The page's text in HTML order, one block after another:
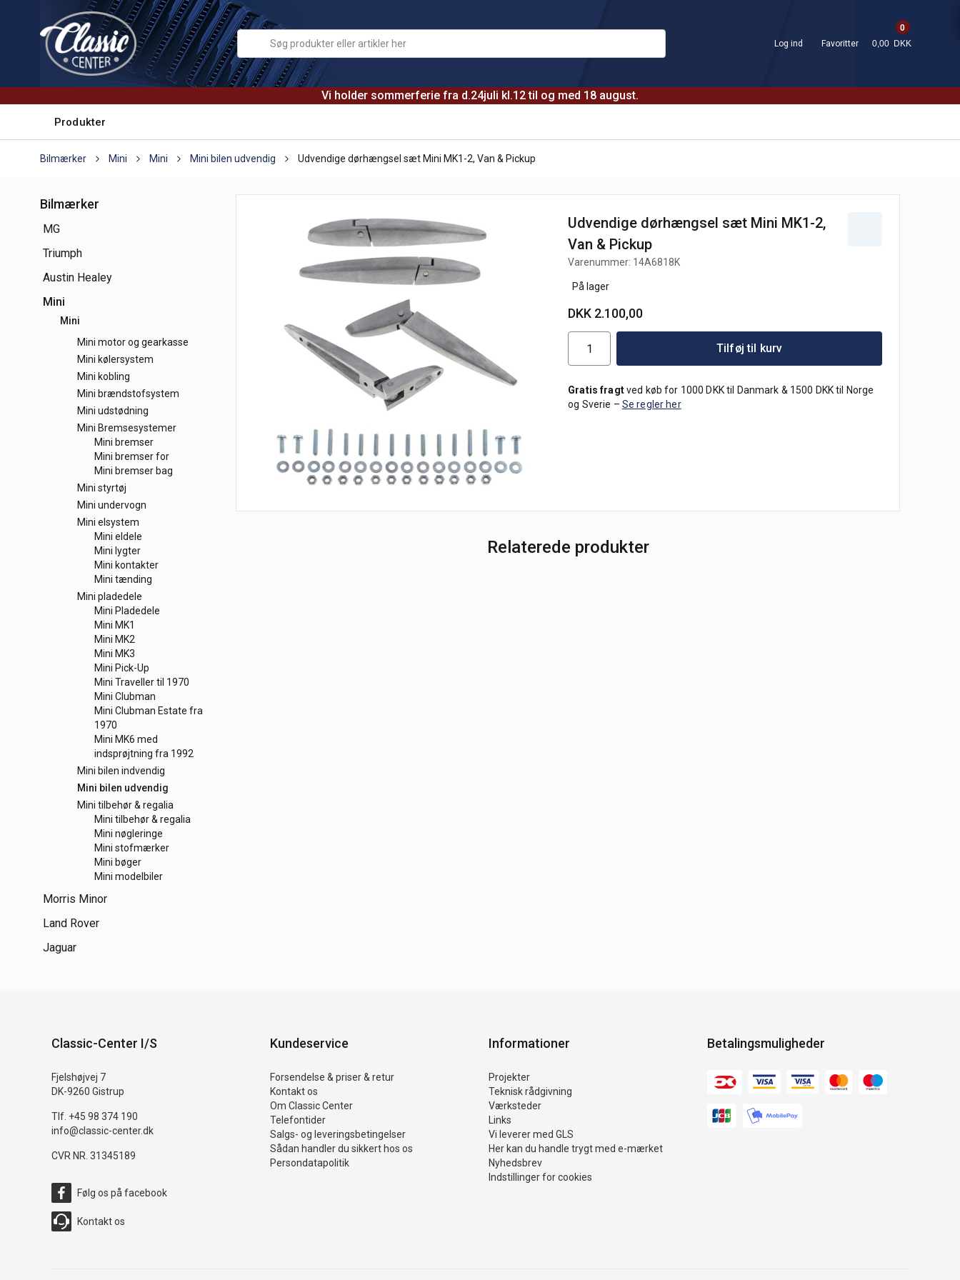
Vi holder sommerferie fra d.24juli kl.12 til og med 18 august.
Log ind Favoritter
0
0,00 DKK
Produkter
Bilmærker Mini Mini Mini bilen udvendig Udvendige dørhængsel sæt Mini MK1-2, Van & Pickup
Bilmærker
MG
Triumph
Austin Healey
Mini
Mini
Mini motor og gearkasse
Mini kølersystem
Mini kobling
Mini brændstofsystem
Mini udstødning
Mini Bremsesystemer
Mini bremser
Mini bremser for
Mini bremser bag
Mini styrtøj
Mini undervogn
Mini elsystem
Mini eldele
Mini lygter
Mini kontakter
Mini tænding
Mini pladedele
Mini Pladedele
Mini MK1
Mini MK2
Mini MK3
Mini Pick-Up
Mini Traveller til 1970
Mini Clubman
Mini Clubman Estate fra
1970
Mini MK6 med
indsprøjtning fra 1992
Mini bilen indvendig
Mini bilen udvendig
Mini tilbehør & regalia
Mini tilbehør & regalia
Mini nøgleringe
Mini stofmærker
Mini bøger
Mini modelbiler
Morris Minor
Land Rover
Jaguar
Udvendige dørhængsel sæt Mini MK1-2,
Van & Pickup
Varenummer: 14A6818K
På lager
DKK 2.100,00
Tilføj til kurv
Gratis fragtved køb for 1000 DKK til Danmark & 1500 DKK til Norge
og Sverie – Se regler her
Relaterede produkter
Classic-Center I/S
Fjelshøjvej 7
DK-9260 Gistrup
Tlf. +45 98 374 190
info@classic-center.dk
CVR NR. 31345189
Følg os på facebook
Kontakt os
Kundeservice
Forsendelse & priser & retur
Kontakt os
Om Classic Center
Telefontider
Salgs- og leveringsbetingelser
Sådan handler du sikkert hos os
Persondatapolitik
Informationer
Projekter
Teknisk rådgivning
Værksteder
Links
Vi leverer med GLS
Her kan du handle trygt med e-mærket
Nyhedsbrev
Indstillinger for cookies
Betalingsmuligheder